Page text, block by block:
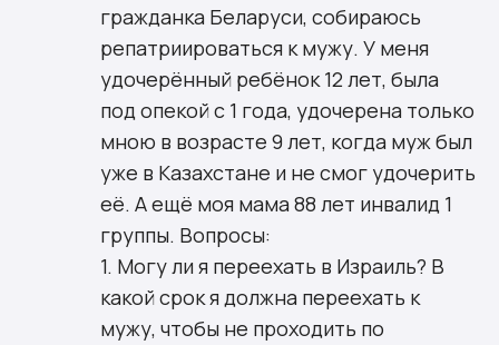
гражданка Беларуси, собираюсь
репатриироваться к мужу. У меня
удочерённый ребёнок 12 лет, была
под опекой с 1 года, удочерена только
мною в возрасте 9 лет, когда муж был
уже в Казахстане и не смог удочерить
её. А ещё моя мама 88 лет инвалид 1
группы. Вопросы:
1. Могу ли я переехать в Израиль? В
какой срок я должна переехать к
мужу, чтобы не проходить по